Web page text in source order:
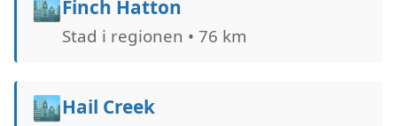
🏙️Finch Hatton
Stad i regionen • 76 km
🏙️Hail Creek